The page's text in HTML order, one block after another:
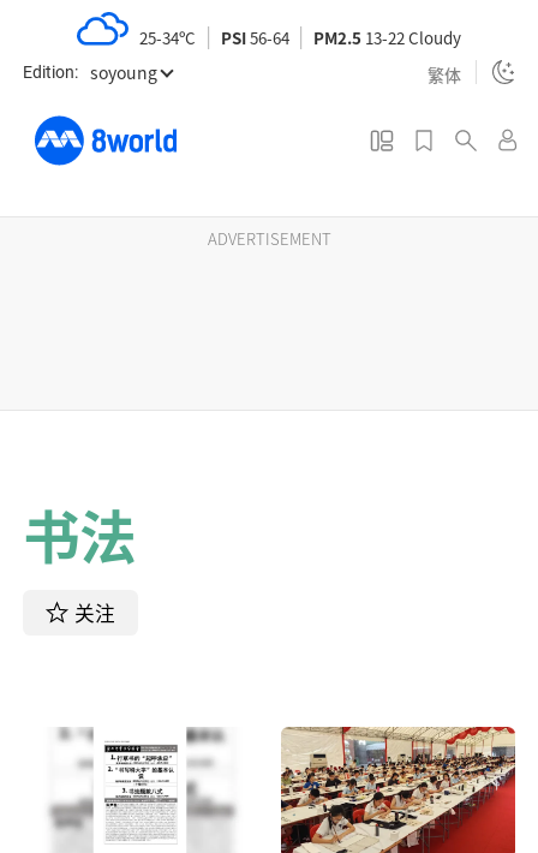
t
Edition: soyoung 繁体
25-34ºC PSI56-64 PM2.5 13-22 Cloudy
ADVERTISEMENT
书法
关注